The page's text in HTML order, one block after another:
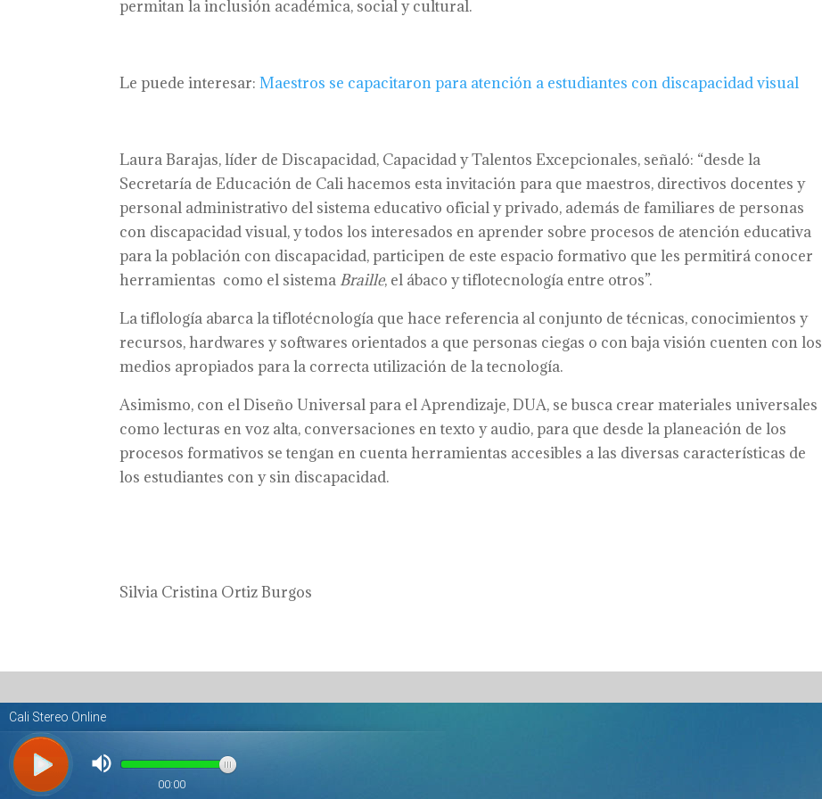
permitan la inclusión académica, social y cultural.
Le puede interesar:Maestros se capacitaron para atención a estudiantes con discapacidad visual
Laura Barajas, líder de Discapacidad, Capacidad y Talentos Excepcionales, señaló: “desde la
Secretaría de Educación de Cali hacemos esta invitación para que maestros, directivos docentes y
personal administrativo del sistema educativo oficial y privado, además de familiares de personas
con discapacidad visual, y todos los interesados en aprender sobre procesos de atención educativa
para la población con discapacidad, participen de este espacio formativo que les permitirá conocer
herramientas como el sistema Braille, el ábaco y tiflotecnología entre otros”.
La tiflología abarca la tiflotécnología que hace referencia al conjunto de técnicas, conocimientos y
recursos, hardwares y softwares orientados a que personas ciegas o con baja visión cuenten con los
medios apropiados para la correcta utilización de la tecnología.
Asimismo, con el Diseño Universal para el Aprendizaje, DUA, se busca crear materiales universales
como lecturas en voz alta, conversaciones en texto y audio, para que desde la planeación de los
procesos formativos se tengan en cuenta herramientas accesibles a las diversas características de
los estudiantes con y sin discapacidad.
Silvia Cristina Ortiz Burgos